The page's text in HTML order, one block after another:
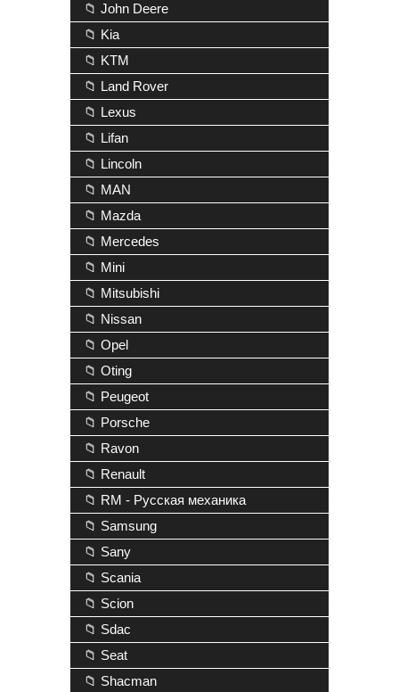
📁 John Deere
📁 Kia
📁 KTM
📁 Land Rover
📁 Lexus
📁 Lifan
📁 Lincoln
📁 MAN
📁 Mazda
📁 Mercedes
📁 Mini
📁 Mitsubishi
📁 Nissan
📁 Opel
📁 Oting
📁 Peugeot
📁 Porsche
📁 Ravon
📁 Renault
📁 RM - Русская механика
📁 Samsung
📁 Sany
📁 Scania
📁 Scion
📁 Sdac
📁 Seat
📁 Shacman